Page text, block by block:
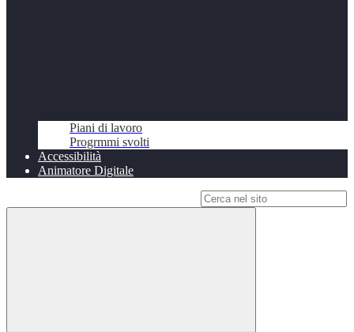
Piani di lavoro
Progrmmi svolti
Accessibilità
Animatore Digitale